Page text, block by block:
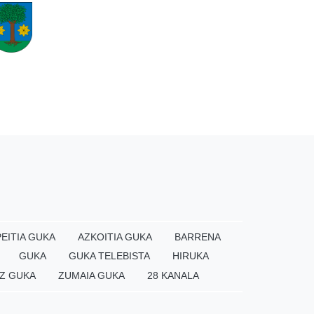
GUKA AZKOITIA GUKA
BARRENA
GUKA
GUKA TELEBISTA
HIRUKA
GUKA
ZUMAIA GUKA 28 KANALA